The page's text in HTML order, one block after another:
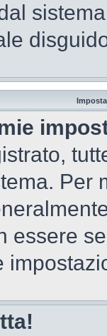
Per
essere